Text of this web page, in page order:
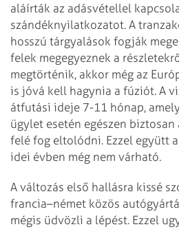
aláírták az adásvétellel
szándéknyilatkozatot. A
hosszú tárgyalások fogják
felek megegyeznek a
megtörténik, akkor még az
is jóvá kell hagynia a fúziót. A
átfutási ideje 7-11 hónap,
ügylet esetén egészen
felé fog eltolódni. Ezzel együtt
idei évben még nem várható.
A változás első hallásra kissé
francia–német közös
mégis üdvözli a lépést. Ezzel